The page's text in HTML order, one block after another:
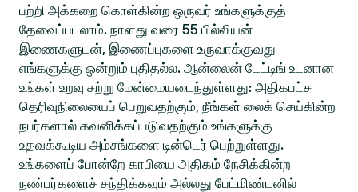
பற்றி அக்கறை கொள்கின்ற ஒருவர் உங்களுக்குத்
தேவைப்படலாம். நாளது வரை 55 பில்லியன்
இணைகளுடன், இணைப்புகளை உருவாக்குவது
எங்களுக்கு ஒன்றும் புதிதல்ல. ஆன்லைன் டேட்டிங் உடனான
உங்கள் உறவு சற்று மேன்மையடைந்துள்ளது: அதிகபட்ச
தெரிவுநிலையைப் பெறுவதற்கும், நீங்கள் லைக் செய்கின்ற
நபர்களால் கவனிக்கப்படுவதற்கும் உங்களுக்கு
உதவக்கூடிய அம்சங்களை டின்டெர் பெற்றுள்ளது.
உங்களைப் போன்றே காபியை அதிகம் நேசிக்கின்ற
நண்பர்களைச் சந்திக்கவும் அல்லது பேட்மிண்டனில்